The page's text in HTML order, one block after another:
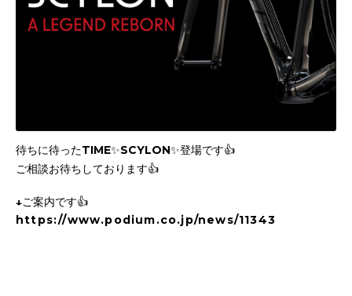
待ちに待ったTIME✨SCYLON✨登場です👍
ご相談お待ちしております👍
↓ご案内です👍
https://www.podium.co.jp/news/11343